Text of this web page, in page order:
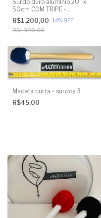
Surdo duro alumÍnio 20” x
50cm COM TRIPE -
ENVELOPADO EM PRETO - RG
INSTRUMENTOS
R$1.200,00 -14% OFF
R$1.390,00
Maceta curta - surdos 3
R$45,00